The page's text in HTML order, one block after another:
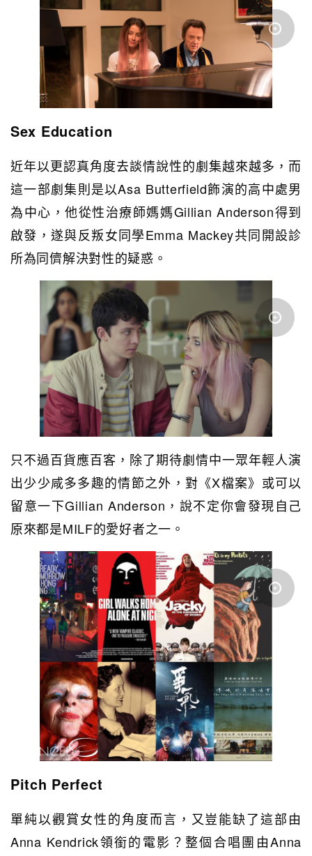
Sex Education
近年以更認真角度去談情說性的劇集越來越多，而
這一部劇集則是以Asa Butterfield飾演的高中處男
為中心，他從性治療師媽媽Gillian Anderson得到
啟發，遂與反叛女同學Emma Mackey共同開設診
所為同儕解決對性的疑惑。
只不過百貨應百客，除了期待劇情中一眾年輕人演
出少少咸多多趣的情節之外，對《X檔案》或可以
留意一下Gillian Anderson，說不定你會發現自己
原來都是MILF的愛好者之一。
Pitch Perfect
單純以觀賞女性的角度而言，又豈能缺了這部由
Anna Kendrick領銜的電影？整個合唱團由Anna